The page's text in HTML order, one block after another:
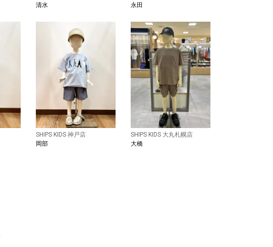
清水
永田
SHIPS KIDS 神戸店
岡部
SHIPS KIDS 大丸札幌店
大橋